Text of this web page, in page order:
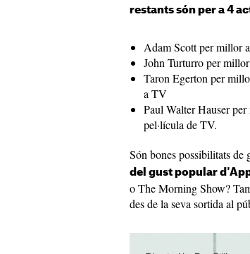
restants són per a 4
Adam Scott per millor
John Turturro per
Taron Egerton per
a TV
Paul Walter Hauser
pel·lícula de TV.
Són bones possibilitats de
del gust popular
o The Morning Show?
des de la seva sortida al